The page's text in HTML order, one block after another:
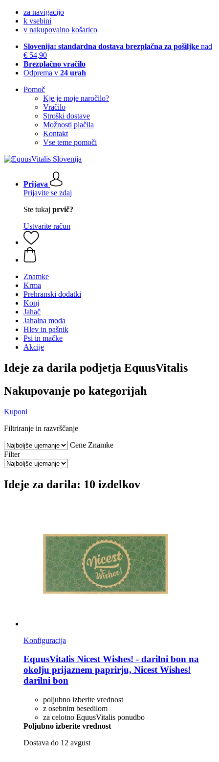
za navigacijo
k vsebini
v nakupovalno košarico
Slovenija: standardna dostava brezplačna za pošiljke nad
€ 54,90
Brezplačno vračilo
Odprema v 24 urah
Pomoč
Kje je moje naročilo?
Vračilo
Stroški dostave
Možnosti plačila
Kontakt
Vse teme pomoči
Prijava
Prijavite se zdaj
Ste tukaj prvič?
Ustvarite račun
Znamke
Krma
Prehranski dodatki
Konj
Jahač
Jahalna moda
Hlev in pašnik
Psi in mačke
Akcije
Ideje za darila podjetja EquusVitalis
Nakupovanje po kategorijah
Kuponi
Filtriranje in razvrščanje
Cene Znamke
Filter
Ideje za darila: 10 izdelkov
Konfiguracija
EquusVitalis Nicest Wishes! -​ darilni bon na
okolju prijaznem paprirju, Nicest Wishes!
darilni bon
poljubno izberite vrednost
z osebnim besedilom
za celotno EquusVitalis ponudbo
Poljubno izberite vrednost
Dostava do 12 avgust